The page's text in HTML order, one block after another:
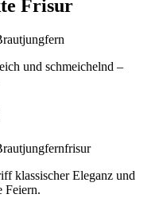
Frisur
und schmeichelnd –
klassischer Eleganz und
Feiern.